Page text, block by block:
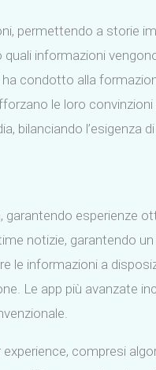
permettendo a storie
informazioni
condotto alla
le loro
bilanciando l’esigenza
garantendo esperienze
notizie, garantendo
le informazioni a
Le app più avanzate
compresi